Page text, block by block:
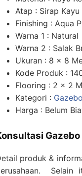
Atap : Sirap Kayu
Finishing : Aqua
Warna 1 : Natural
Warna 2 : Salak
Ukuran : 8 x 8
Kode Produk :
Flooring : 2 x 2
Kategori :
Harga : Belum
produk &
Selain